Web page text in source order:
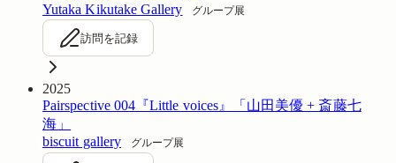
Yutaka Kikutake Gallery
グループ展
訪問を記録
2025
Pairspective 004『Little voices』「山田美優 + 斎藤七
海」
biscuit gallery
グループ展